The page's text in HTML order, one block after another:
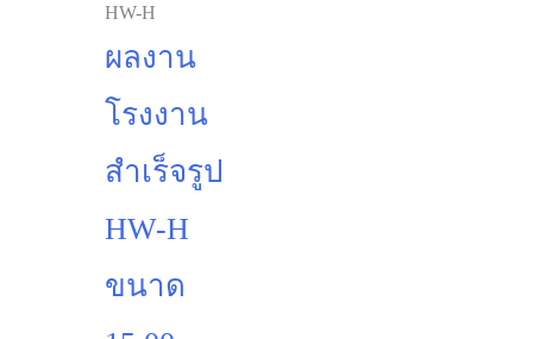
HW-H
ผลงาน
โรงงาน
สำเร็จรูป
HW-H
ขนาด